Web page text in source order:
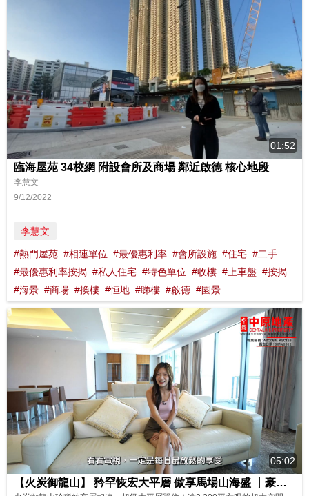
01:52
臨海屋苑 34校網 附設會所及商場 鄰近啟德 核心地段
李慧文
9/12/2022
李慧文
#熱門屋苑 #相連單位 #最優惠利率 #會所設施 #住宅 #二手
#最優惠利率按揭 #私人住宅 #特色單位 #收樓 #上車盤 #按揭
#海景 #商場 #換樓 #恒地 #睇樓 #啟德 #園景
05:02
【火炭御龍山】 矜罕恢宏大平層 傲享馬場山海盛 丨豪宅直擊